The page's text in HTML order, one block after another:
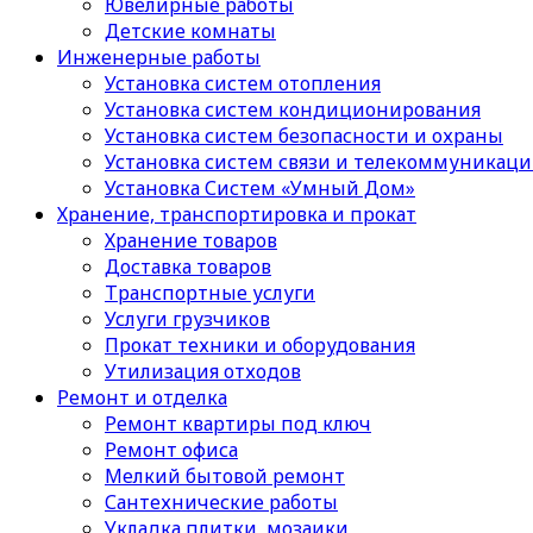
Детские комнаты
Инженерные работы
Установка систем отопления
Установка систем кондиционирования
Установка систем безопасности и охраны
Установка систем связи и
Установка Систем «Умный Дом»
Хранение, транспортировка и прокат
Хранение товаров
Доставка товаров
Транспортные услуги
Услуги грузчиков
Прокат техники и оборудования
Утилизация отходов
Ремонт и отделка
Ремонт квартиры под ключ
Ремонт офиса
Мелкий бытовой ремонт
Сантехнические работы